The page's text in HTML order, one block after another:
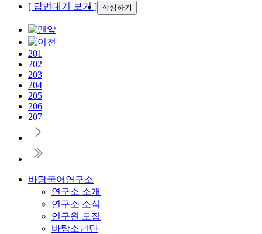
[ 답변대기 보기 ] 작성하기
201
202
203
204
205
206
207
바탕국어연구소
연구소 소개
연구소 소식
연구원 모집
바탕소년단